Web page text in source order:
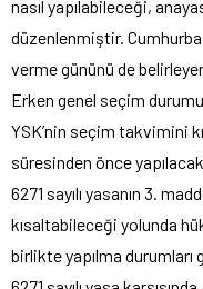
nasıl yapılabileceği,
düzenlenmiştir.
verme gününü de
Erken genel seçim
YSK’nin seçim takvimini
süresinden önce
6271 sayılı yasanın 3.
kısaltabileceği yolunda
birlikte yapılma